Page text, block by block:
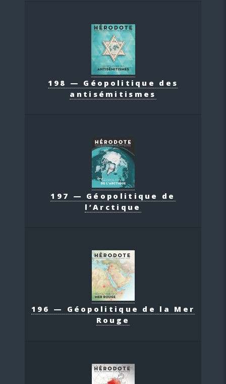
198 — Géopolitique des
antisémitismes
197 — Géopolitique de
l’Arctique
196 — Géopolitique de la Mer
Rouge